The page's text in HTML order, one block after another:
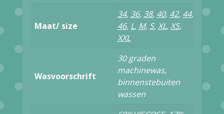
JACQUARD
WKU005
Maat/ size
34, 36, 38, 40, 42, 44,
46, L, M, S,XL,XS,
XXL
Wasvoorschrift
30 graden
machinewas,
binnenstebuiten
wassen